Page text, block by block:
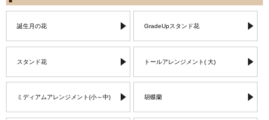
誕生月の花 GradeUpスタンド花
スタンド花 トールアレンジメント( 大)
ミディアムアレンジメント(小～中) 胡蝶蘭